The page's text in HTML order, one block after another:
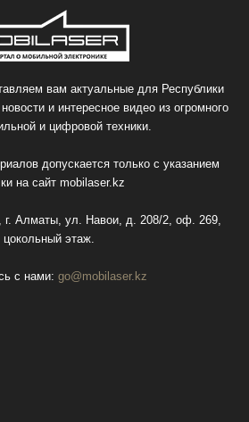
вам актуальные для Республики
и интересное видео из огромного
и цифровой техники.
допускается только с указанием
на сайт mobilaser.kz
г. Алматы, ул. Навои, д. 208/2, оф. 269,
цокольный этаж.
с нами: go@mobilaser.kz